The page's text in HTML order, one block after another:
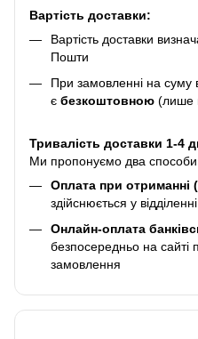
Вартість доставки:
Вартість доставки
Пошти
При замовленні на суму
є безкоштовною (лише
Тривалість доставки 1-4
Ми пропонуємо два
Оплата при отриманні
здійснюється у
Онлайн-оплата
безпосередньо на сайті
замовлення